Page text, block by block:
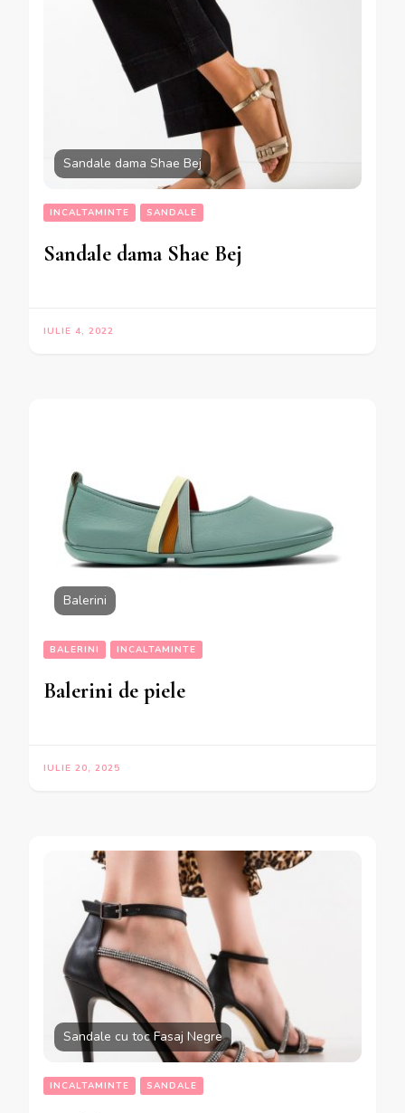
Sandale dama Shae Bej
INCALTAMINTE SANDALE
Sandale dama Shae Bej
IULIE 4, 2022
Balerini
BALERINI INCALTAMINTE
Balerini de piele
IULIE 20, 2025
Sandale cu toc Fasaj Negre
INCALTAMINTE SANDALE